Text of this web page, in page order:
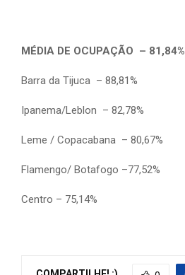
MÉDIA DE OCUPAÇÃO – 81,84%
Barra da Tijuca – 88,81%
Ipanema/Leblon – 82,78%
Leme / Copacabana – 80,67%
Flamengo/ Botafogo –77,52%
Centro – 75,14%